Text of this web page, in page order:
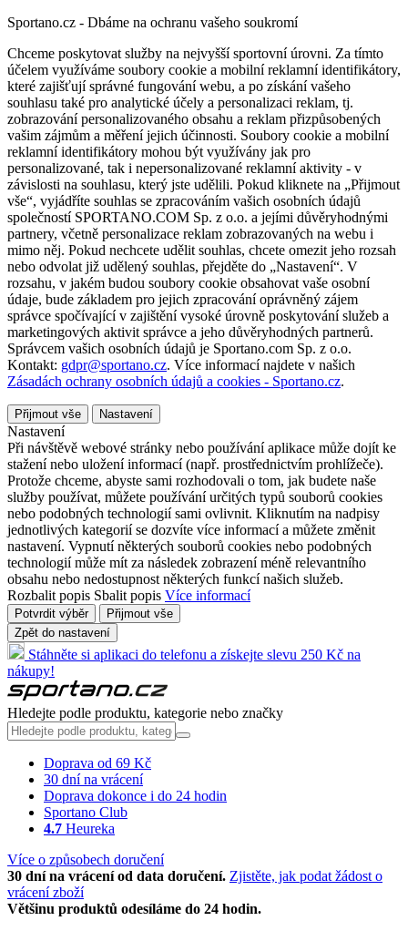
Sportano.cz - Dbáme na ochranu vašeho soukromí
Chceme poskytovat služby na nejvyšší sportovní úrovni. Za tímto
účelem využíváme soubory cookie a mobilní reklamní identifikátory,
které zajišťují správné fungování webu, a po získání vašeho
souhlasu také pro analytické účely a personalizaci reklam, tj.
zobrazování personalizovaného obsahu a reklam přizpůsobených
vašim zájmům a měření jejich účinnosti. Soubory cookie a mobilní
reklamní identifikátory mohou být využívány jak pro
personalizované, tak i nepersonalizované reklamní aktivity - v
závislosti na souhlasu, který jste udělili. Pokud kliknete na „Přijmout
vše“, vyjádříte souhlas se zpracováním vašich osobních údajů
společností SPORTANO.COM Sp. z o.o. a jejími důvěryhodnými
partnery, včetně personalizace reklam zobrazovaných na webu i
mimo něj. Pokud nechcete udělit souhlas, chcete omezit jeho rozsah
nebo odvolat již udělený souhlas, přejděte do „Nastavení“. V
rozsahu, v jakém budou soubory cookie obsahovat vaše osobní
údaje, bude základem pro jejich zpracování oprávněný zájem
správce spočívající v zajištění vysoké úrovně poskytování služeb a
marketingových aktivit správce a jeho důvěryhodných partnerů.
Správcem vašich osobních údajů je Sportano.com Sp. z o.o.
Kontakt: gdpr@sportano.cz. Více informací najdete v našich
Zásadách ochrany osobních údajů a cookies - Sportano.cz.
Přijmout vše Nastavení
Nastavení
Při návštěvě webové stránky nebo používání aplikace může dojít ke
stažení nebo uložení informací (např. prostřednictvím prohlížeče).
Protože chceme, abyste sami rozhodovali o tom, jak budete naše
služby používat, můžete používání určitých typů souborů cookies
nebo podobných technologií sami ovlivnit. Kliknutím na nadpisy
jednotlivých kategorií se dozvíte více informací a můžete změnit
nastavení. Vypnutí některých souborů cookies nebo podobných
technologií může mít za následek zobrazení méně relevantního
obsahu nebo nedostupnost některých funkcí našich služeb.
Rozbalit popis Sbalit popis Více informací
Potvrdit výběr
Přijmout vše
Zpět do nastavení
Stáhněte si aplikaci do telefonu a získejte slevu 250 Kč na
nákupy!
Hledejte podle produktu, kategorie nebo značky
Doprava od 69 Kč
30 dní na vrácení
Doprava dokonce i do 24 hodin
Sportano Club
4.7 Heureka
Více o způsobech doručení
30 dní na vrácení od data doručení. Zjistěte, jak podat žádost o
vrácení zboží
Většinu produktů odesíláme do 24 hodin.